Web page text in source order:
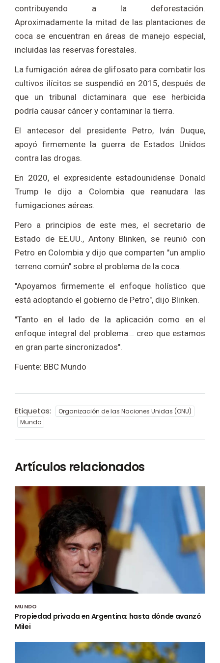
contribuyendo a la deforestación.
Aproximadamente la mitad de las plantaciones de
coca se encuentran en áreas de manejo especial,
incluidas las reservas forestales.
La fumigación aérea de glifosato para combatir los
cultivos ilícitos se suspendió en 2015, después de
que un tribunal dictaminara que ese herbicida
podría causar cáncer y contaminar la tierra.
El antecesor del presidente Petro, Iván Duque,
apoyó firmemente la guerra de Estados Unidos
contra las drogas.
En 2020, el expresidente estadounidense Donald
Trump le dijo a Colombia que reanudara las
fumigaciones aéreas.
Pero a principios de este mes, el secretario de
Estado de EE.UU., Antony Blinken, se reunió con
Petro en Colombia y dijo que comparten "un amplio
terreno común" sobre el problema de la coca.
"Apoyamos firmemente el enfoque holístico que
está adoptando el gobierno de Petro", dijo Blinken.
"Tanto en el lado de la aplicación como en el
enfoque integral del problema... creo que estamos
en gran parte sincronizados".
Fuente: BBC Mundo
Etiquetas:
Organización de las Naciones Unidas (ONU)
Mundo
Artículos relacionados
MUNDO
Propiedad privada en Argentina: hasta dónde avanzó
Milei